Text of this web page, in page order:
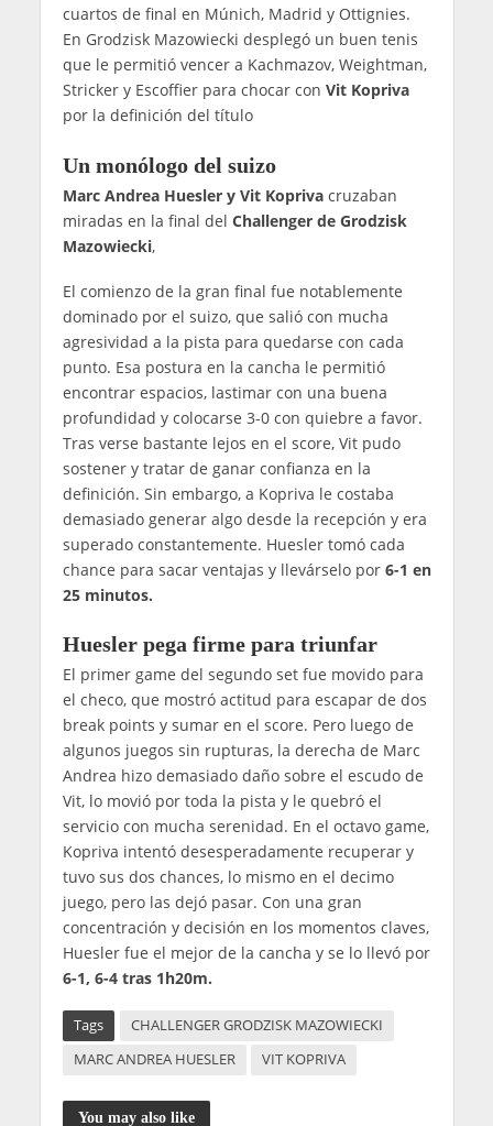
cuartos de final en Múnich, Madrid y Ottignies.
En Grodzisk Mazowiecki desplegó un buen tenis
que le permitió vencer a Kachmazov, Weightman,
Stricker y Escoffier para chocar con Vit Kopriva
por la definición del título
Un monólogo del suizo
Marc Andrea Huesler y Vit Koprivacruzaban
miradas en la final del Challenger de Grodzisk
Mazowiecki,
El comienzo de la gran final fue notablemente
dominado por el suizo, que salió con mucha
agresividad a la pista para quedarse con cada
punto. Esa postura en la cancha le permitió
encontrar espacios, lastimar con una buena
profundidad y colocarse 3-0 con quiebre a favor.
Tras verse bastante lejos en el score, Vit pudo
sostener y tratar de ganar confianza en la
definición. Sin embargo, a Kopriva le costaba
demasiado generar algo desde la recepción y era
superado constantemente. Huesler tomó cada
chance para sacar ventajas y llevárselo por 6-1 en
25 minutos.
Huesler pega firme para triunfar
El primer game del segundo set fue movido para
el checo, que mostró actitud para escapar de dos
break points y sumar en el score. Pero luego de
algunos juegos sin rupturas, la derecha de Marc
Andrea hizo demasiado daño sobre el escudo de
Vit, lo movió por toda la pista y le quebró el
servicio con mucha serenidad. En el octavo game,
Kopriva intentó desesperadamente recuperar y
tuvo sus dos chances, lo mismo en el decimo
juego, pero las dejó pasar. Con una gran
concentración y decisión en los momentos claves,
Huesler fue el mejor de la cancha y se lo llevó por
6-1, 6-4 tras 1h20m.
Tags
CHALLENGER GRODZISK MAZOWIECKI
MARC ANDREA HUESLER
VIT KOPRIVA
You may also like